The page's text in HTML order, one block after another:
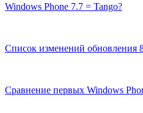
Windows Phone 7.7 = Tango?
Список изменений обновления
Сравнение первых Windows